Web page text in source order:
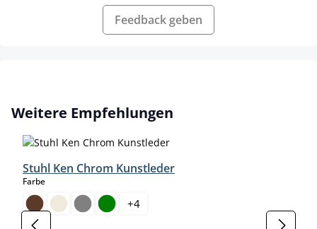
Feedback geben
Produktgalerie überspringen
Weitere Empfehlungen
Stuhl Ken Chrom Kunstleder
Farbeauswählen
+4